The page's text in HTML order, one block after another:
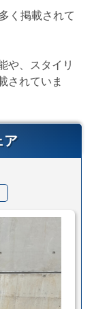
く掲載されて
や、スタイリ
されていま
ア